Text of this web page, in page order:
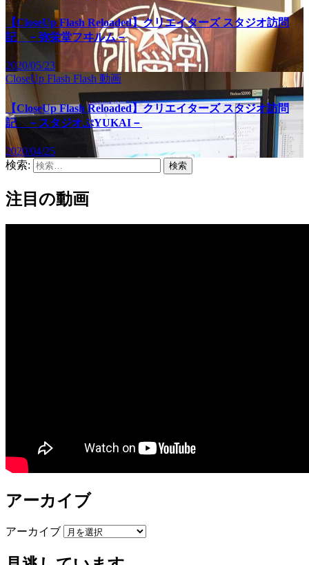
【CloseUp Flash Reloaded】クリエイターズ スタジオ訪問
記 －弥栄堂フヰルム－
2020/05/23
CloseUp Flash Flash 動画
【CloseUp Flash Reloaded】クリエイターズ スタジオ訪問
記 －スタジオぷYUKAI－
2020/04/25
検索:
注目の動画
アーカイブ
アーカイブ